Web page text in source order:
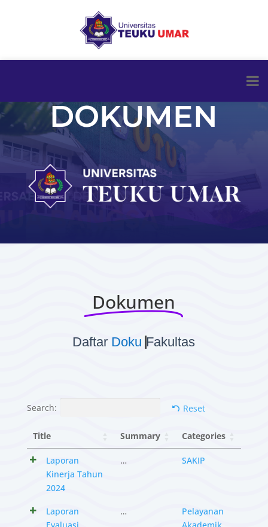
DOKUMEN
Dokumen
Daftar Dokumen Fakultas
Search: Reset
Title Summary Categories
Laporan
Kinerja Tahun
2024
… SAKIP
Laporan
…
Pelayanan